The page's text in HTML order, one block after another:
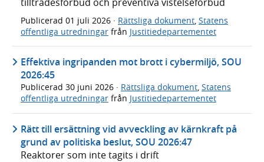
Publicerad 01 juli 2026 · Rättsliga dokument Statens
offentliga utredningar från Justitiedepartementet
Effektiva ingripanden mot brott i cybermiljö, SOU
2026:45
Publicerad 30 juni 2026 · Rättsliga dokument, Statens
offentliga utredningar från Justitiedepartementet
Rätt till ersättning vid avveckling av kärnkraft på
grund av politiska beslut, SOU 2026:47
Reaktorer som inte tagits i drift